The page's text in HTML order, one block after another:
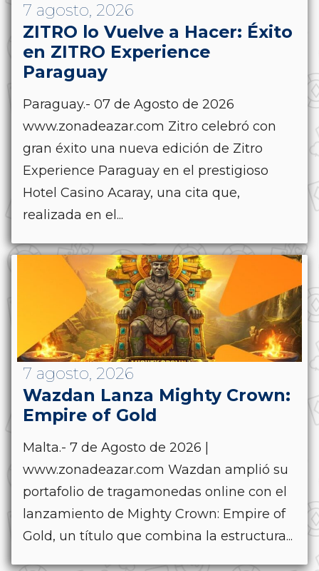
7 agosto, 2026
ZITRO lo Vuelve a Hacer: Éxito
en ZITRO Experience
Paraguay
Paraguay.- 07 de Agosto de 2026
www.zonadeazar.com Zitro celebró con
gran éxito una nueva edición de Zitro
Experience Paraguay en el prestigioso
Hotel Casino Acaray, una cita que,
realizada en el...
7 agosto, 2026
Wazdan Lanza Mighty Crown:
Empire of Gold
Malta.- 7 de Agosto de 2026 |
www.zonadeazar.com Wazdan amplió su
portafolio de tragamonedas online con el
lanzamiento de Mighty Crown: Empire of
Gold, un título que combina la estructura...